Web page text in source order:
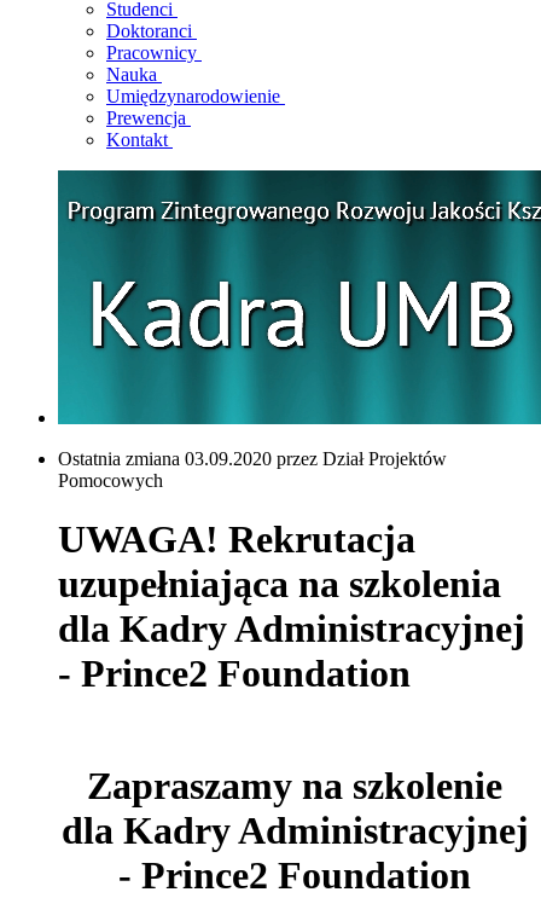
Studenci
Doktoranci
Pracownicy
Nauka
Umiędzynarodowienie
Prewencja
Kontakt
Ostatnia zmiana 03.09.2020 przez Dział Projektów
Pomocowych
UWAGA! Rekrutacja
uzupełniająca na szkolenia
dla Kadry Administracyjnej
- Prince2 Foundation
Zapraszamy na szkolenie
dla Kadry Administracyjnej
- Prince2 Foundation